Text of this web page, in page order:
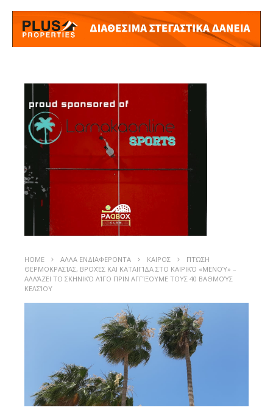
HOME ΑΛΛΑ ΕΝΔΙΑΦΕΡΟΝΤΑ ΚΑΙΡΟΣ
ΠΤΏΣΗ
ΘΕΡΜΟΚΡΑΣΊΑΣ, ΒΡΟΧΈΣ ΚΑΙ ΚΑΤΑΙΓΊΔΑ ΣΤΟ ΚΑΙΡΙΚΌ «ΜΕΝΟΎ» –
ΑΛΛΆΖΕΙ ΤΟ ΣΚΗΝΙΚΌ ΛΊΓΟ ΠΡΙΝ ΑΓΓΊΞΟΥΜΕ ΤΟΥΣ 40 ΒΑΘΜΟΎΣ
ΚΕΛΣΊΟΥ